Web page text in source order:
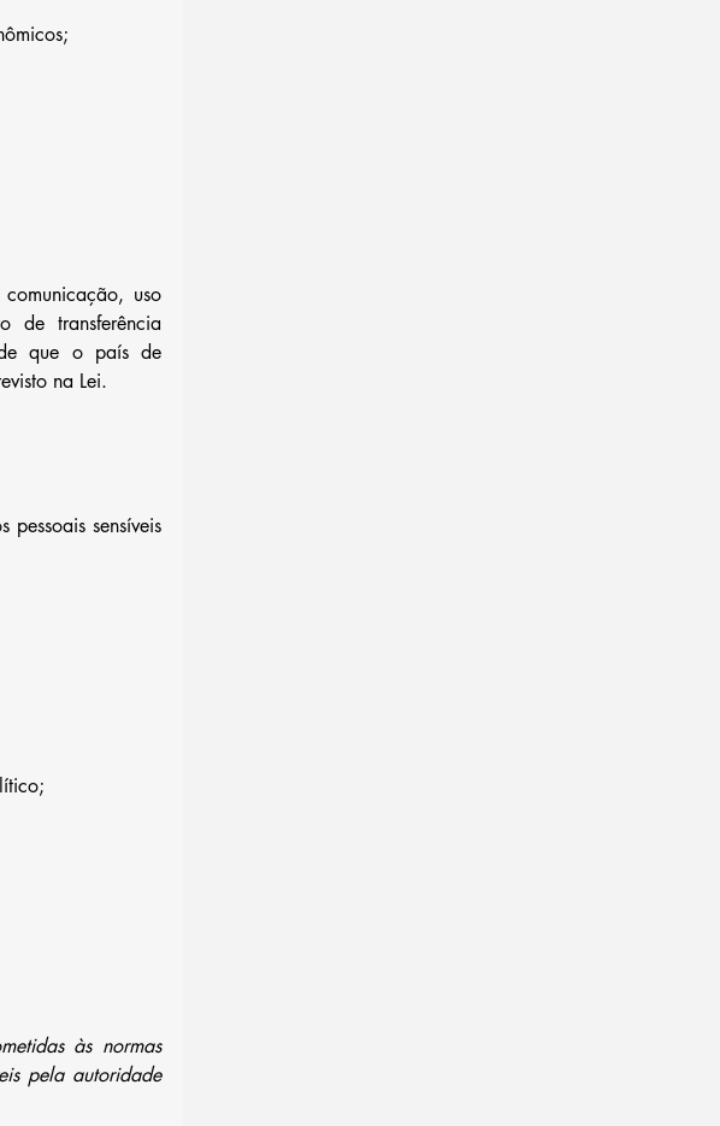
uso
de transferência
que o país de
na Lei.
sensíveis
às normas
pela autoridade